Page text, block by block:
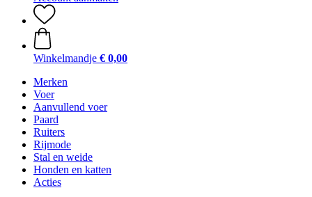
Winkelmandje € 0,00
Merken
Voer
Aanvullend voer
Paard
Ruiters
Rijmode
Stal en weide
Honden en katten
Acties